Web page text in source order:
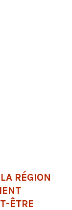
RÉGION
ÊTRE